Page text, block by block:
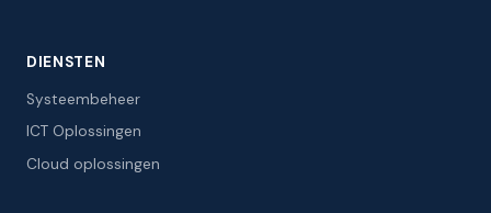
DIENSTEN
Systeembeheer
ICT Oplossingen
Cloud oplossingen